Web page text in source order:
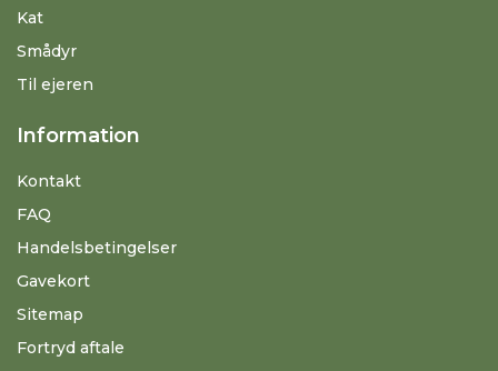
Kat
Smådyr
Til ejeren
Information
Kontakt
FAQ
Handelsbetingelser
Gavekort
Sitemap
Fortryd aftale